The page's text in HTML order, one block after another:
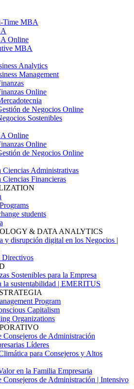
Time MBA
Online
MBA
Analytics
Management
Online
de Negocios Online
Sostenibles
Online
Online
de Negocios Online
Ciencias Administrativas
Ciencias Financieras
students
& DATA ANALYTICS
y disrupción digital en los Negocios |
Directivos
Sostenibles para la Empresa
la sustentabilidad | EMERITUS
Program
Capitalism
Organizations
Consejeros de Administración
Líderes
para Consejeros y Altos
en la Familia Empresaria
Consejeros de Administración | Intensivo